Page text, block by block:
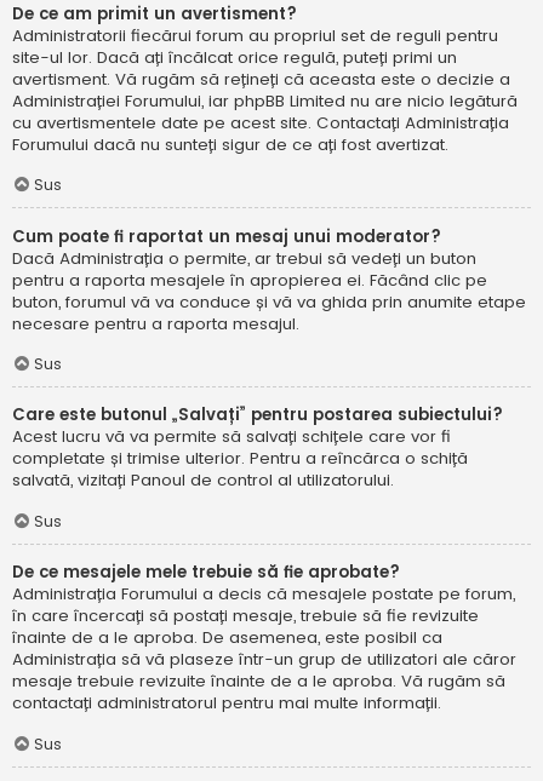
De ce am primit un avertisment?
Administratorii fiecărui forum au propriul set de reguli pentru
site-ul lor. Dacă ați încălcat orice regulă, puteți primi un
avertisment. Vă rugăm să rețineți că aceasta este o decizie a
Administrației Forumului, iar phpBB Limited nu are nicio legătură
cu avertismentele date pe acest site. Contactați Administrația
Forumului dacă nu sunteți sigur de ce ați fost avertizat.
Sus
Cum poate fi raportat un mesaj unui moderator?
Dacă Administrația o permite, ar trebui să vedeți un buton
pentru a raporta mesajele în apropierea ei. Făcând clic pe
buton, forumul vă va conduce și vă va ghida prin anumite etape
necesare pentru a raporta mesajul.
Sus
Care este butonul „Salvați” pentru postarea subiectului?
Acest lucru vă va permite să salvați schițele care vor fi
completate și trimise ulterior. Pentru a reîncărca o schiță
salvată, vizitați Panoul de control al utilizatorului.
Sus
De ce mesajele mele trebuie să fie aprobate?
Administrația Forumului a decis că mesajele postate pe forum,
în care încercați să postați mesaje, trebuie să fie revizuite
înainte de a le aproba. De asemenea, este posibil ca
Administrația să vă plaseze într-un grup de utilizatori ale căror
mesaje trebuie revizuite înainte de a le aproba. Vă rugăm să
contactați administratorul pentru mai multe informații.
Sus